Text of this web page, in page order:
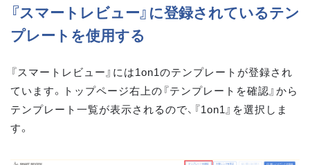
『スマートレビュー』に登録されているテン
プレートを使用する
『スマートレビュー』には1on1のテンプレートが登録され
ています。トップページ右上の『テンプレートを確認』から
テンプレート一覧が表示されるので、『1on1』を選択しま
す。